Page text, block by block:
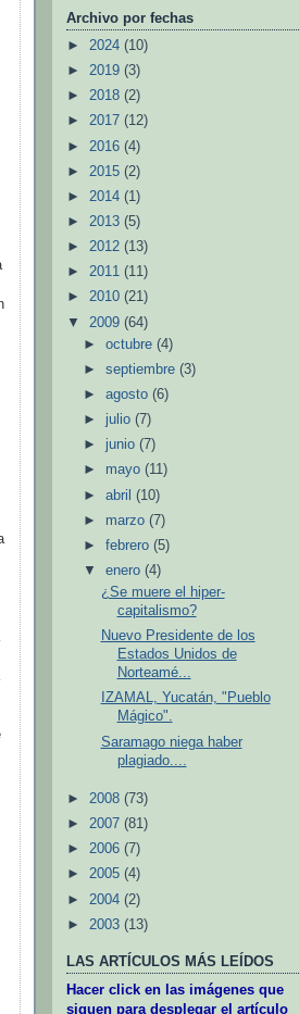
Archivo por fechas
► 2024 (10)
► 2019 (3)
► 2018 (2)
► 2017 (12)
► 2016 (4)
► 2015 (2)
► 2014 (1)
► 2013 (5)
► 2012 (13)
► 2011 (11)
► 2010 (21)
▼ 2009 (64)
►octubre(4)
►septiembre(3)
►agosto(6)
► julio(7)
► junio(7)
► mayo(11)
►abril(10)
► marzo(7)
►febrero(5)
▼enero(4)
¿Se muere el hiper-
capitalismo?
Nuevo Presidente de los
Estados Unidos de
Norteamé...
IZAMAL, Yucatán, "Pueblo
Mágico".
Saramago niega haber
plagiado....
► 2008 (73)
► 2007 (81)
► 2006 (7)
► 2005 (4)
► 2004 (2)
► 2003 (13)
LAS ARTÍCULOS MÁS LEÍDOS
Hacer click en las imágenes que
siguen para desplegar el artículo